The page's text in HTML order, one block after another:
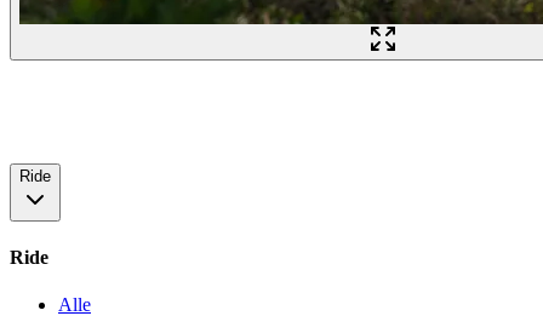
Ride
Ride
Alle